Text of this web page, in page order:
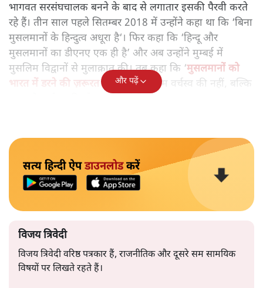
भागवत सरसंघचालक बनने के बाद से लगातार इसकी पैरवी करते
रहे हैं। तीन साल पहले सितम्बर 2018 में उन्होंने कहा था कि ‘बिना
मुसलमानों के हिन्दुत्व अधूरा है‘। फिर कहा कि ‘हिन्दू और
मुसलमानों का डीएनए एक ही है’ और अब उन्होंने मुम्बई में
मुसलिम विद्वानों से मुलाक़ात की। तब कहा कि ‘मुसलमानों को
भारत में डरने की ज़रूरत नहीं। हमें मुसलिम वर्चस्व की नहीं, बल्कि
और पढ़ें
सत्य हिन्दी ऐपडाउनलोडकरें
विजय त्रिवेदी
विजय त्रिवेदी वरिष्ठ पत्रकार हैं, राजनीतिक और दूसरे सम सामयिक
विषयों पर लिखते रहते हैं।